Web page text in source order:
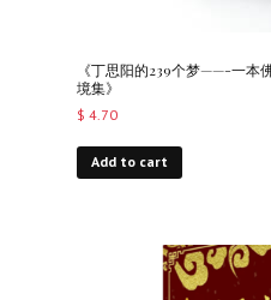
《丁思阳的239个梦——-一本
境集》
$ 4.70
Add to cart